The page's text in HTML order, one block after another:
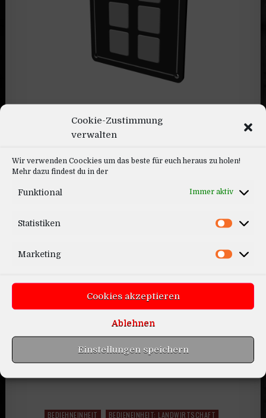
Cookie-Zustimmung
verwalten
Wir verwenden Coockies um das beste für euch heraus zu holen!
Mehr dazu findest du in der
Funktional Immer aktiv
Statistiken
Marketing
Cookies akzeptieren
Ablehnen
Einstellungen speichern
BEDIEHNEINHEIT
BEDIENEINHEIT: LANDWIRTSCHAFT
BEDIENEINHEITEN FÜR RETTUNGSFAHRZEUGE
EINSATZGEBIET: BLAU
EINSATZGEBIET: GELB
Inomatic BT2006
Posted
BEDIEHNEINHEIT
BEDIENEINHEIT: LANDWIRTSCHAFT